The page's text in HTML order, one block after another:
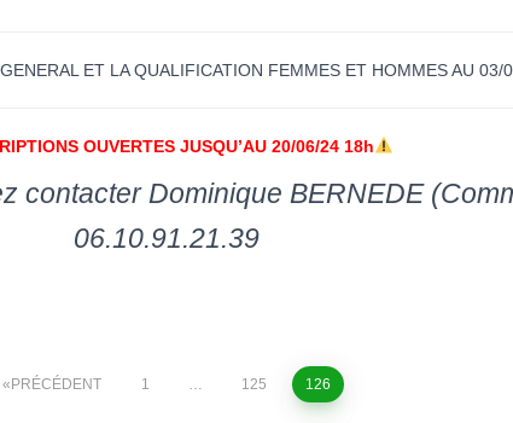
ET LA QUALIFICATION FEMMES ET HOMMES AU 03/
OUVERTES JUSQU’AU 20/06/24 18h
contacter Dominique BERNEDE
06.10.91.21.39
PRÉCÉDENT 1 … 125 126